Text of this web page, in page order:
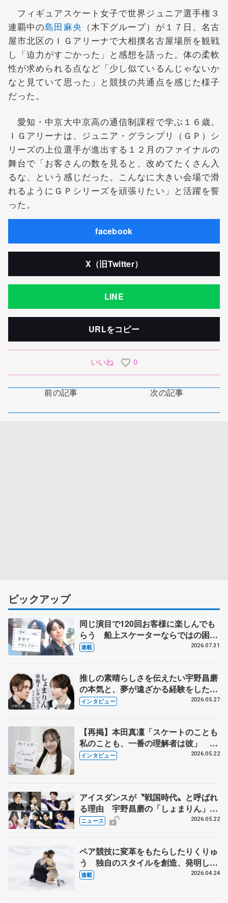
フィギュアスケート女子で世界ジュニア選手権３
連覇中の島田麻央 （木下グループ）が１７日、名古
屋市北区のＩＧアリーナで大相撲名古屋場所を観戦
し「迫力がすごかった」と感想を語った。体の柔軟
性が求められる点など「少し似ているんじゃないか
なと見ていて思った」と競技の共通点を感じた様子
だった。
愛知・中京大中京高の通信制課程で学ぶ１６歳。
ＩＧアリーナは、ジュニア・グランプリ（ＧＰ）シ
リーズの上位選手が進出する１２月のファイナルの
舞台で「お客さんの数を見ると、改めてたくさん入
るな、という感じだった。こんなに大きい会場で滑
れるようにＧＰシリーズを頑張りたい」と活躍を誓
った。
facebook
X（旧Twitter）
LINE
URLをコピー
いいね 0
前の記事 次の記事
ピックアップ
同じ演目で120回お客様に楽しんでも
らう 船上スケーターならではの困難
とは 影響あったPIW前キャプテン松
連載 2026.07.31
推しの素晴らしさを伝えたい宇野昌磨
の本気と、夢が遠ざかる経験をした本
田真凜の覚悟
インタビュー 2026.05.27
【再掲】本田真凜「スケートのことも
私のことも、一番の理解者は彼」 引
退時の単独インタビューで語った競技
インタビュー 2026.05.22
アイスダンスが〝戦国時代〟と呼ばれ
る理由 宇野昌磨の「しょまりん」ら
実力者が相次いで参戦 国内の競争激
ニュース 2026.05.22
ペア競技に変革をもたらしたりくりゅ
う 独自のスタイルを創造、発明した
【引退発表後②】
連載 2026.04.24